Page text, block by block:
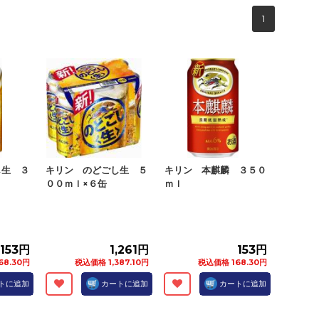
1
生 ３
153円
円
に追加
キリン のどごし生 ５
００ｍｌ×６缶
1,261円
税込価格 1,387.10円
カートに追加
キリン 本麒麟 ３５０
ｍｌ
153円
税込価格 168.30円
カートに追加